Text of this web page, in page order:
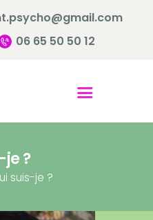
06 65 50 50 12
je ?
suis-je ?